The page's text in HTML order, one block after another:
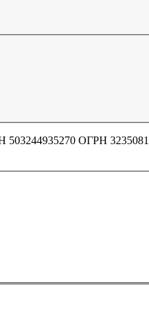
ОГРН